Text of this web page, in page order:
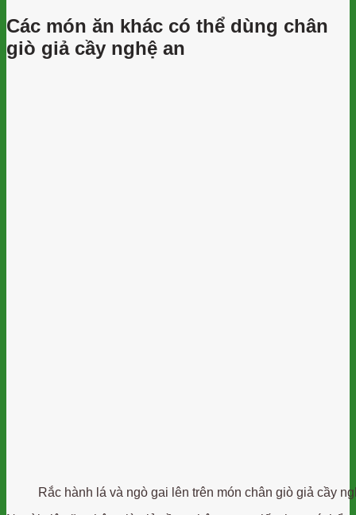
Các món ăn khác có thể dùng chân
giò giả cầy nghệ an
Rắc hành lá và ngò gai lên trên món chân giò giả cầy